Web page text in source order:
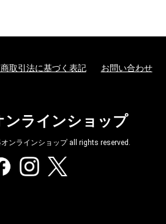
取引法に基づく表記 お問い合わせ
ンラインショップ
ンラインショップ all rights reserved.